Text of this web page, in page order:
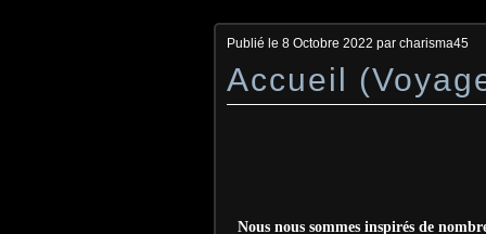
Publié le 8 Octobre 2022 par charisma45
Accueil
Nous nous sommes inspirés de